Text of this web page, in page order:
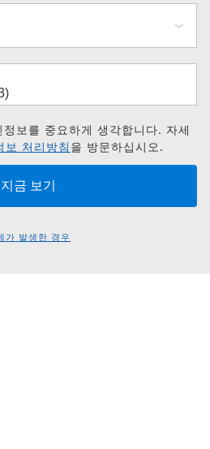
보를 중요하게 생각합니다. 자세
보 처리방침 을 방문하십시오.
가 발생한 경우